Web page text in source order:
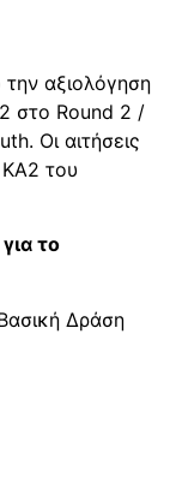
αξιολόγηση
στο Round 2 /
Οι αιτήσεις
του
το
Δράση